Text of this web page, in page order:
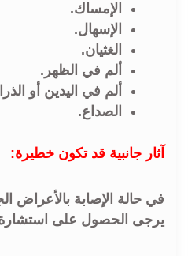
الإمساك.
الإسهال.
الغثيان.
ألم في الظهر.
ألم في اليدين أو
الصداع.
آثار جانبية قد تكون خطيرة:
في حالة الإصابة بالأعراض
يرجى الحصول على